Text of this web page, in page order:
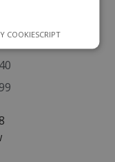
COOKIESCRIPT